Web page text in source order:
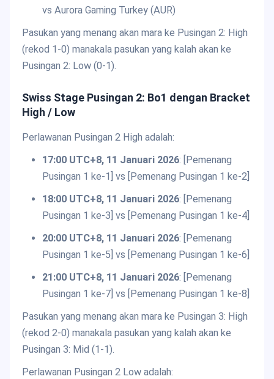
vs Aurora Gaming Turkey (AUR)
Pasukan yang menang akan mara ke Pusingan 2: High
(rekod 1-0) manakala pasukan yang kalah akan ke
Pusingan 2: Low (0-1).
Swiss Stage Pusingan 2: Bo1 dengan Bracket
High / Low
Perlawanan Pusingan 2 High adalah:
17:00 UTC+8, 11 Januari 2026: [Pemenang
Pusingan 1 ke-1] vs [Pemenang Pusingan 1 ke-2]
18:00 UTC+8, 11 Januari 2026: [Pemenang
Pusingan 1 ke-3] vs [Pemenang Pusingan 1 ke-4]
20:00 UTC+8, 11 Januari 2026: [Pemenang
Pusingan 1 ke-5] vs [Pemenang Pusingan 1 ke-6]
21:00 UTC+8, 11 Januari 2026: [Pemenang
Pusingan 1 ke-7] vs [Pemenang Pusingan 1 ke-8]
Pasukan yang menang akan mara ke Pusingan 3: High
(rekod 2-0) manakala pasukan yang kalah akan ke
Pusingan 3: Mid (1-1).
Perlawanan Pusingan 2 Low adalah: